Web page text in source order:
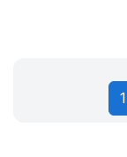
A
1